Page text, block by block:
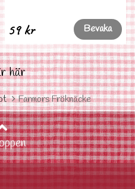
59 kr Bevaka
här
Farmors Fröknäcke